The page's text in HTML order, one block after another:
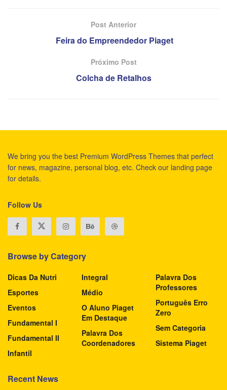
Post Anterior
Feira do Empreendedor Piaget
Próximo Post
Colcha de Retalhos
We bring you the best Premium WordPress Themes that perfect
for news, magazine, personal blog, etc. Check our landing page
for details.
Follow Us
Browse by Category
Dicas Da Nutri
Esportes
Eventos
Fundamental I
Fundamental II
Infantil
Integral
Médio
O Aluno Piaget
Em Destaque
Palavra Dos
Coordenadores
Palavra Dos
Professores
Português Erro
Zero
Sem Categoria
Sistema Piaget
Recent News